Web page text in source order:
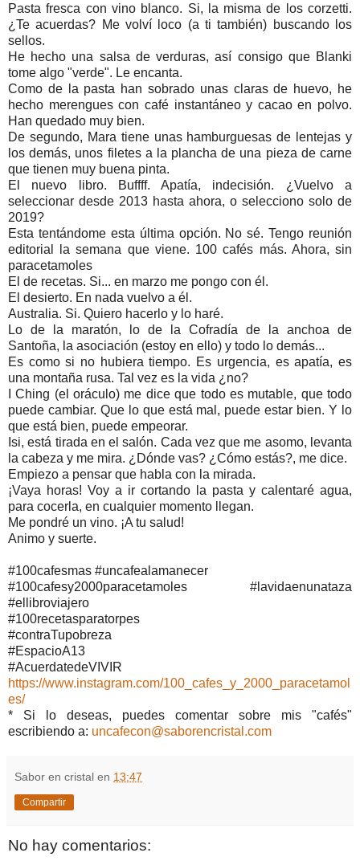
Pasta fresca con vino blanco. Si, la misma de los corzetti.
¿Te acuerdas? Me volví loco (a ti también) buscando los
sellos.
He hecho una salsa de verduras, así consigo que Blanki
tome algo "verde". Le encanta.
Como de la pasta han sobrado unas claras de huevo, he
hecho merengues con café instantáneo y cacao en polvo.
Han quedado muy bien.
De segundo, Mara tiene unas hamburguesas de lentejas y
los demás, unos filetes a la plancha de una pieza de carne
que tienen muy buena pinta.
El nuevo libro. Buffff. Apatía, indecisión. ¿Vuelvo a
seleccionar desde 2013 hasta ahora, o selecciono solo de
2019?
Esta tentándome esta última opción. No sé. Tengo reunión
editorial la semana que viene. 100 cafés más. Ahora, sin
paracetamoles
El de recetas. Si... en marzo me pongo con él.
El desierto. En nada vuelvo a él.
Australia. Si. Quiero hacerlo y lo haré.
Lo de la maratón, lo de la Cofradía de la anchoa de
Santoña, la asociación (estoy en ello) y todo lo demás...
Es como si no hubiera tiempo. Es urgencia, es apatía, es
una montaña rusa. Tal vez es la vida ¿no?
I Ching (el oráculo) me dice que todo es mutable, que todo
puede cambiar. Que lo que está mal, puede estar bien. Y lo
que está bien, puede empeorar.
Isi, está tirada en el salón. Cada vez que me asomo, levanta
la cabeza y me mira. ¿Dónde vas? ¿Cómo estás?, me dice.
Empiezo a pensar que habla con la mirada.
¡Vaya horas! Voy a ir cortando la pasta y calentaré agua,
para cocerla, en cualquier momento llegan.
Me pondré un vino. ¡A tu salud!
Animo y suerte.
#100cafesmas #uncafealamanecer
#100cafesy2000paracetamoles #lavidaenunataza
#ellibroviajero
#100recetasparatorpes
#contraTupobreza
#EspacioA13
#AcuerdatedeVIVIR
https://www.instagram.com/100_cafes_y_2000_paracetamol
es/
* Si lo deseas, puedes comentar sobre mis "cafés"
escribiendo a: uncafecon@saborencristal.com
Sabor en cristal en 13:47
Compartir
No hay comentarios: